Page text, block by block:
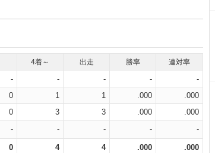
4着～ 出走 勝率 連対率
- - - -
-
0 1 1 .000
.000
0 3 3 .000
.000
- - - - -
0 4 4 .000 .000